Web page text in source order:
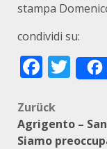
stampa
condividi su:
Zurück
Agrigento –
Siamo